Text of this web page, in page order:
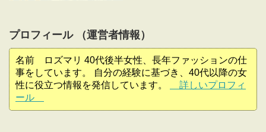
プロフィール （運営者情報）
名前 ロズマリ 40代後半女性、長年ファッションの仕
事をしています。 自分の経験に基づき、40代以降の女
性に役立つ情報を発信しています。
詳しいプロフィ
ール